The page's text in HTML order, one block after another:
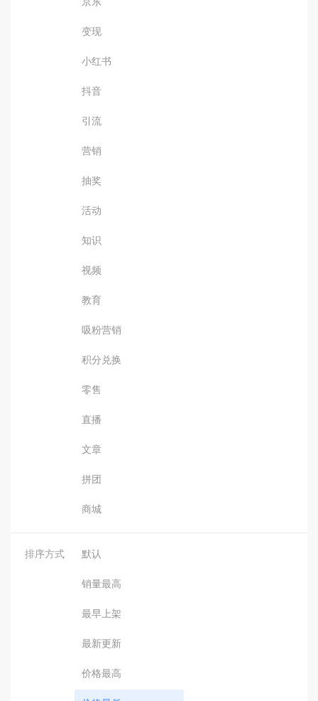
变现
小红书
抖音
引流
营销
抽奖
活动
知识
视频
教育
吸粉营销
积分兑换
零售
直播
文章
拼团
商城
排序方式 默认
销量最高
最早上架
最新更新
价格最高